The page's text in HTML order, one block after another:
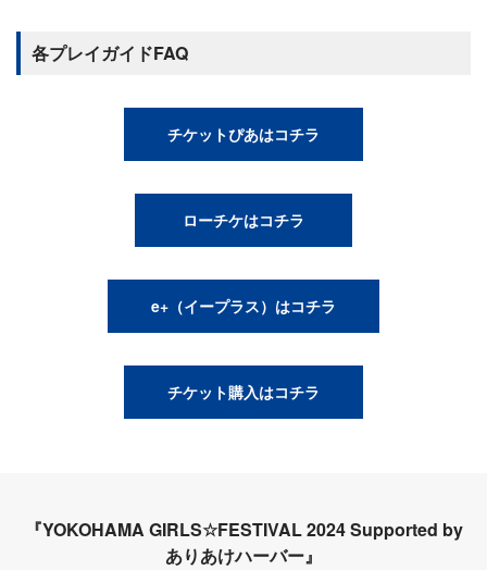
各プレイガイドFAQ
チケットぴあはコチラ
ローチケはコチラ
e+（イープラス）はコチラ
チケット購入はコチラ
『YOKOHAMA GIRLS☆FESTIVAL 2024 Supported by
ありあけハーバー』